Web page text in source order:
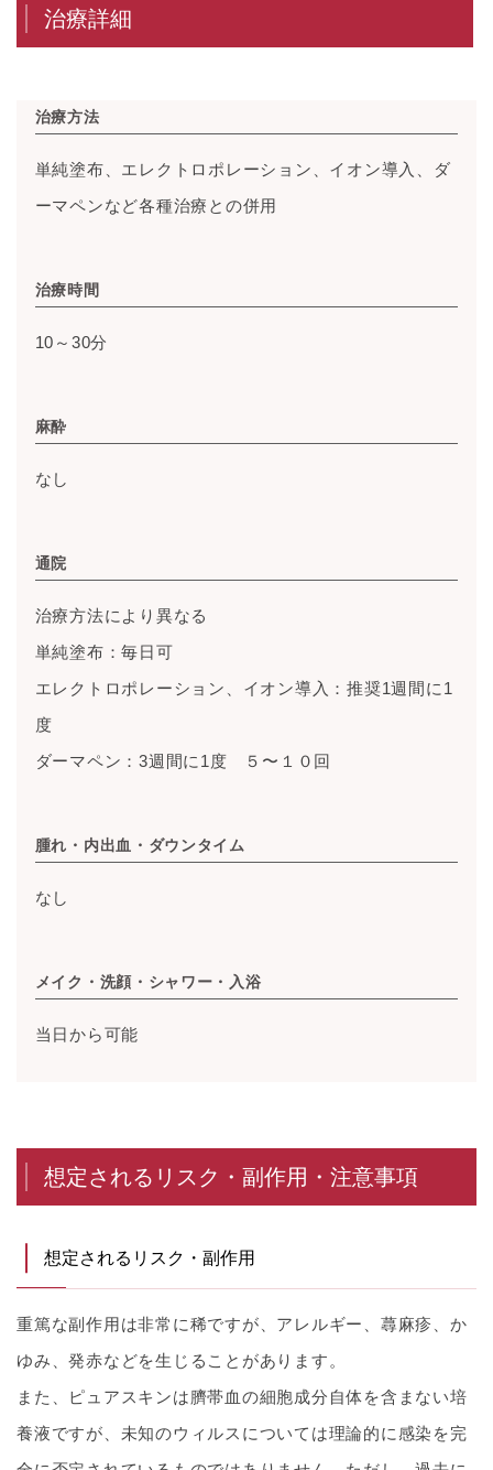
治療詳細
治療方法
単純塗布、エレクトロポレーション、イオン導入、ダ
ーマペンなど各種治療との併用
治療時間
10～30分
麻酔
なし
通院
治療方法により異なる
単純塗布：毎日可
エレクトロポレーション、イオン導入：推奨1週間に1
度
ダーマペン：3週間に1度 ５〜１０回
腫れ・内出血・ダウンタイム
なし
メイク・洗顔・シャワー・入浴
当日から可能
想定されるリスク・副作用・注意事項
想定されるリスク・副作用
重篤な副作用は非常に稀ですが、アレルギー、蕁麻疹、か
ゆみ、発赤などを生じることがあります。
また、ピュアスキンは臍帯血の細胞成分自体を含まない培
養液ですが、未知のウィルスについては理論的に感染を完